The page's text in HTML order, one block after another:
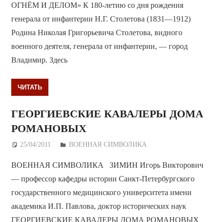
ОГНЁМ И ДЕЛОМ» К 180-летию со дня рождения
генерала от инфантерии Н.Г. Столетова (1831—1912)
Родина Николая Григорьевича Столетова, видного
военного деятеля, генерала от инфантерии, — город
Владимир. Здесь
ЧИТАТЬ
ГЕОРГИЕВСКИЕ КАВАЛЕРЫ ДОМА
РОМАНОВЫХ
25/04/2011 Дежурный по Редакции
ВОЕННАЯ СИМВОЛИКА
ВОЕННАЯ СИМВОЛИКА ЗИМИН Игорь Викторович
— профессор кафедры истории Санкт-Петербургского
государственного медицинского университета имени
академика И.П. Павлова, доктор исторических наук
ГЕОРГИЕВСКИЕ КАВАЛЕРЫ ДОМА РОМАНОВЫХ